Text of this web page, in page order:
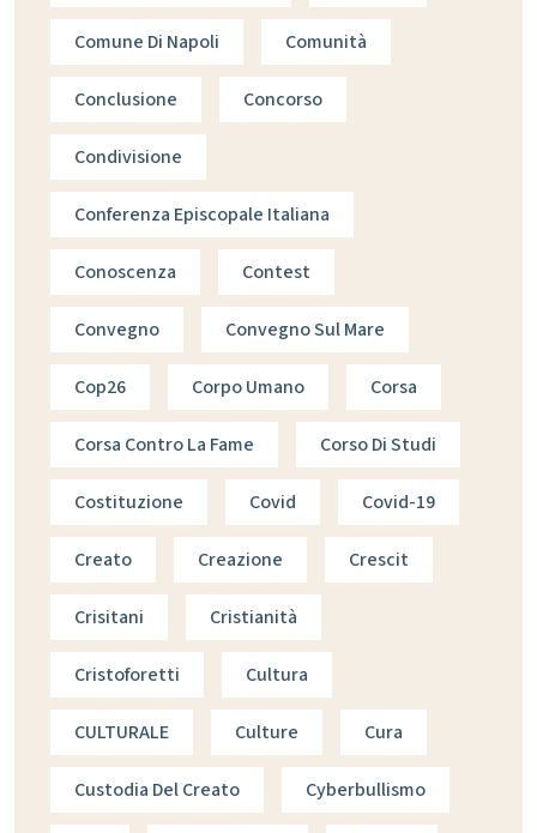
Comune Di Napoli Comunità
Conclusione Concorso
Condivisione
Conferenza Episcopale Italiana
Conoscenza Contest
Convegno Convegno Sul Mare
Cop26 Corpo Umano Corsa
Corsa Contro La Fame Corso Di Studi
Costituzione Covid Covid-19
Creato Creazione Crescit
Crisitani Cristianità
Cristoforetti Cultura
CULTURALE Culture Cura
Custodia Del Creato Cyberbullismo